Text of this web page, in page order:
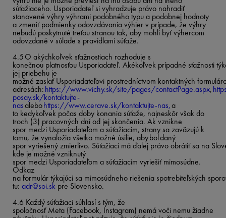
súťažiaceho. Usporiadateľ si vyhradzuje právo nahradiť
stanovené výhry výhrami podobného typu a podobnej hodnoty
a zmeniť podmienky odovzdávania výhier v prípade, že výhry
nebudú poskytnuté treťou stranou tak, aby mohli byť výhercom
odovzdané v súlade s pravidlami súťaže.
4.5 O akýchkoľvek sťažnostiach rozhoduje s
konečnou platnosťou Usporiadateľ. Akékoľvek prípadné sťažnosti
jej priebehu je
možné zaslať Usporiadateľovi prostredníctvom kontaktných
adresách:https://www.vichy.sk/site/pages/contactPage.aspx,
posay.sk/kontaktujte-
nasalebohttps://www.cerave.sk/kontaktujte-nas,a
to kedykoľvek počas doby konania súťaže, najneskôr však do
troch (3) pracovných dní od jej skončenia. Ak vznikne
spor medzi Usporiadateľom a súťažiacim, strany sa zaväzujú k
tomu, že vynaložia všetko možné úsilie, aby bol daný
spor vyriešený zmierlivo. Súťažiaci má ďalej právo obrátiť sa na
kde je možné vzniknutý
spor medzi Usporiadateľom a súťažiacim vyriešiť mimosúdne.
Odkaz
na formulár týkajúci sa mimosúdneho riešenia spotrebiteľských
tu: adr@soi.sk pre Slovensko.
4.6 Každý súťažiaci súhlasí s tým, že
spoločnosť Meta (Facebook, Instagram) nemá voči nemu žiadne